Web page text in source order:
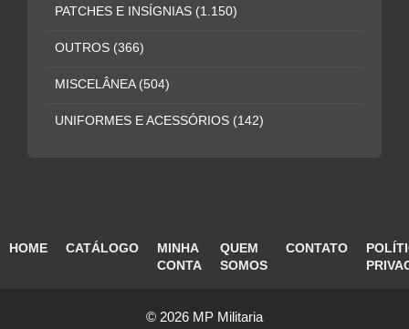
PATCHES E INSÍGNIAS (1.150)
OUTROS (366)
MISCELÂNEA (504)
UNIFORMES E ACESSÓRIOS (142)
HOME CATÁLOGO
MINHA
CONTA
QUEM
SOMOS
CONTATO
© 2026 MP Militaria